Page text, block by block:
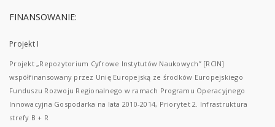
FINANSOWANIE:
Projekt I
Projekt „Repozytorium Cyfrowe Instytutów Naukowych” [RCIN]
współfinansowany przez Unię Europejską ze środków Europejskiego
Funduszu Rozwoju Regionalnego w ramach Programu Operacyjnego
Innowacyjna Gospodarka na lata 2010-2014, Priorytet 2. Infrastruktura
strefy B + R